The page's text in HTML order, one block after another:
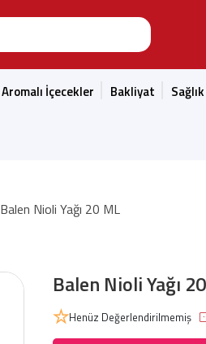
Aromalı İçecekler Bakliyat
Balen Nioli Yağı 20 ML
Balen Nioli Yağı
Henüz Değerlendirilmemiş